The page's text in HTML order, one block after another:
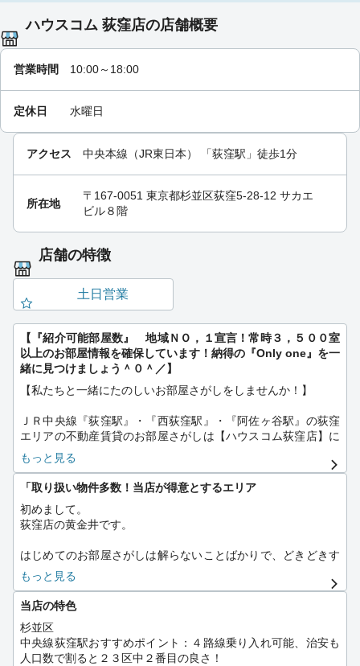
ハウスコム 荻窪店の店舗概要
営業時間 10:00～18:00
定休日 水曜日
アクセス 中央本線（JR東日本） 「荻窪駅 」徒歩1分
所在地
〒167-0051 東京都杉並区荻窪5-28-12 サカエ
ビル８階
店舗の特徴
土日営業
【『紹介可能部屋数』 地域ＮＯ，１宣言！常時３，５００室
以上のお部屋情報を確保しています！納得の『Only one』を一
緒に見つけましょう＾０＾／】
【私たちと一緒にたのしいお部屋さがしをしませんか！】
ＪＲ中央線『荻窪駅』・『西荻窪駅』・『阿佐ヶ谷駅』の荻窪
エリアの不動産賃貸のお部屋さがしは【ハウスコム荻窪店】に
おまかせください！
また、ＪＲ中央線・東京メトロ丸の内線・西武新宿線・京王井
の頭線の各駅の不動産賃貸のご紹介もおまかせください！
駅直結ルミネもありお買い物も便利です♪
又、公園や緑も多く安心して子育てができます♪
『荻窪駅』はJR中央線の快速停車駅ですが、銀座や大手町へも
1本で行ける東京メトロ丸ノ内線の始発駅でもあります。朝の
通勤時も楽に座れる事が荻窪の人たちの密かな自慢。
さらに東京メトロ東西線が乗り入れ、神楽坂や日本橋へのアク
セスも便利です。
もっと見る
「取り扱い物件多数！当店が得意とするエリア
初めまして。
荻窪店の黄金井です。
はじめてのお部屋さがしは解らないことばかりで、どきどきす
るものです！
私たちは『たのしいお部屋さがし』をモットーにしておりま
わからないことなどありましたら、お気軽にお申しつけくださ
いませ。
もっと見る
当店の特色
杉並区
中央線荻窪駅おすすめポイント：４路線乗り入れ可能、治安も
人口数で割ると２３区中２番目の良さ！